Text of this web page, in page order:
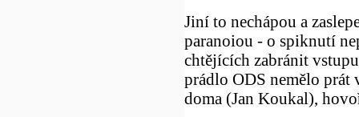
Jiní to nechápou a
paranoiou - o spiknutí
chtějících zabránit
prádlo ODS nemělo prát
doma (Jan Koukal),